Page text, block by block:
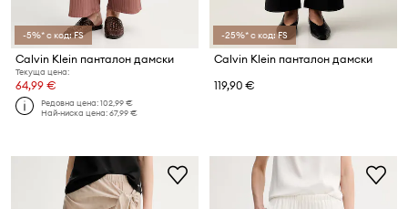
-5%* с код: FS
Calvin Klein панталон дамски
Текуща цена:
64,99 €
Редовна цена:102,99 €
Най-ниска цена:67,99 €
-25%* с код: FS
Calvin Klein панталон дамски
119,90 €